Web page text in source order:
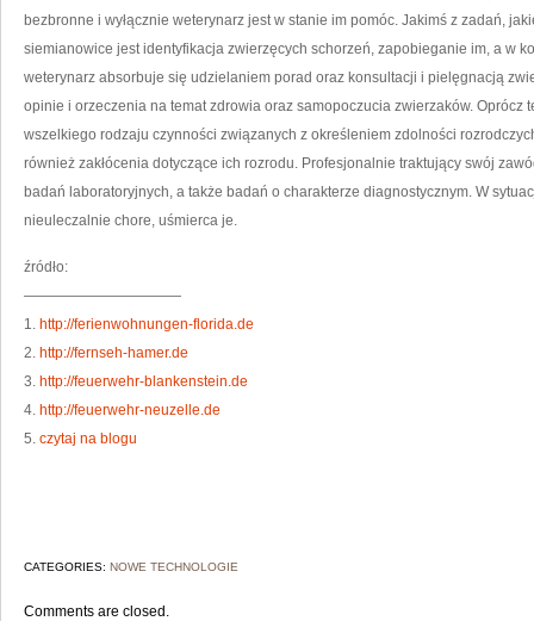
bezbronne i wyłącznie weterynarz jest w stanie im pomóc. Jakimś z zadań,
siemianowice jest identyfikacja zwierzęcych schorzeń, zapobieganie im, a w
weterynarz absorbuje się udzielaniem porad oraz konsultacji i pielęgnacją
opinie i orzeczenia na temat zdrowia oraz samopoczucia zwierzaków. Oprócz
wszelkiego rodzaju czynności związanych z określeniem zdolności
również zakłócenia dotyczące ich rozrodu. Profesjonalnie traktujący swój
badań laboratoryjnych, a także badań o charakterze diagnostycznym. W
nieuleczalnie chore, uśmierca je.
źródło:
———————————
1. http://ferienwohnungen-florida.de
2. http://fernseh-hamer.de
3. http://feuerwehr-blankenstein.de
4. http://feuerwehr-neuzelle.de
5. czytaj na blogu
CATEGORIES: NOWE TECHNOLOGIE
Comments are closed.